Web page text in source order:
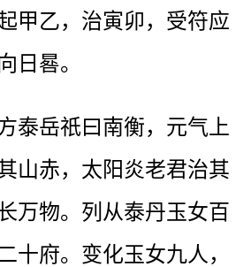
甲乙，治寅卯，受符应
日晷。
泰岳祇曰南衡，元气上
山赤，太阳炎老君治其
万物。列从泰丹玉女百
十府。变化玉女九人，